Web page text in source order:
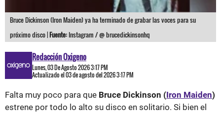
Bruce Dickinson (Iron Maiden) ya ha terminado de grabar las voces para su
próximo disco |Fuente: Instagram / @ brucedickinsonhq
Redacción Oxigeno
Lunes, 03 De Agosto 2026 3:17 PM
Actualizado el 03 de agosto del 2026 3:17 PM
Falta muy poco para que Bruce Dickinson (Iron Maiden)
estrene por todo lo alto su disco en solitario. Si bien el